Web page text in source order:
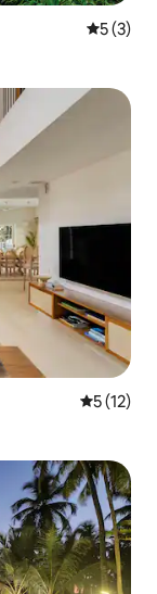
5 de
5 (3)
5 de uma
5 (12)